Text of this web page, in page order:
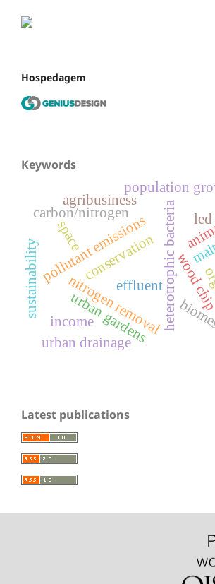
Hospedagem
Keywords
effluent wood
heterotrophic bacteria
nitrogen removal
population
pollutant emissions
carbon/nitrogen
conservation
urban gardens
agribusiness
space
income
led
sustainability
urban drainage
Latest publications